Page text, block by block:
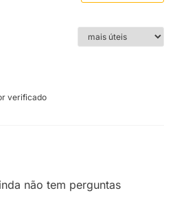
verificado
não tem perguntas